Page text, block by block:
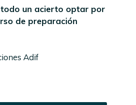
todo un acierto optar por
de preparación